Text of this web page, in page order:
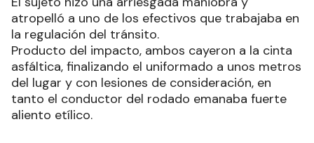
atropelló a uno de los efectivos que trabajaba en
la regulación del tránsito.
Producto del impacto, ambos cayeron a la cinta
asfáltica, finalizando el uniformado a unos metros
del lugar y con lesiones de consideración, en
tanto el conductor del rodado emanaba fuerte
aliento etílico.